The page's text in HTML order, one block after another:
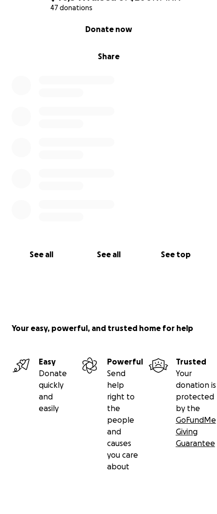
47 donations
Share
Donate now
See all See all See top
Your easy, powerful, and trusted home for help
Easy
Donate
quickly
and
easily
Powerful
Send
help
right to
the
people
and
causes
you care
about
Trusted
Your
donation is
protected
by the
GoFundMe
Giving
Guarantee